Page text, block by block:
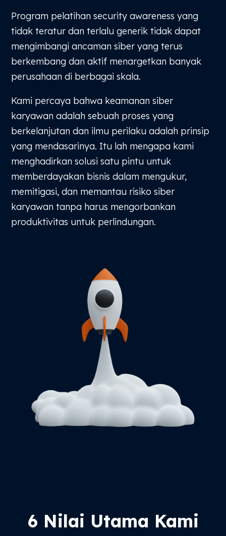
Program pelatihan security awareness yang
tidak teratur dan terlalu generik tidak dapat
mengimbangi ancaman siber yang terus
berkembang dan aktif menargetkan banyak
perusahaan di berbagai skala.
Kami percaya bahwa keamanan siber
karyawan adalah sebuah proses yang
berkelanjutan dan ilmu perilaku adalah prinsip
yang mendasarinya. Itu lah mengapa kami
menghadirkan solusi satu pintu untuk
memberdayakan bisnis dalam mengukur,
memitigasi, dan memantau risiko siber
karyawan tanpa harus mengorbankan
produktivitas untuk perlindungan.
6 Nilai Utama Kami